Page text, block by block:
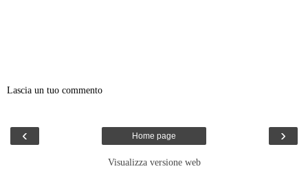
Lascia un tuo commento
‹ ›
Home page
Visualizza versione web